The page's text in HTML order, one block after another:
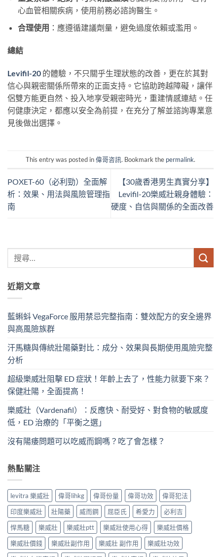
心血管相關疾病，使用前務必諮詢醫生。
合理使用 ：應遵循建議劑量，避免過度依賴或濫用。
總結
Levifil-20 的體驗，不只關乎生理狀態的改善，更在於其對
信心與親密關係所帶來的正面支持。它協助跨越障礙，讓伴
侶雙方能更自然、投入地享受親密時光，重建情感連結。任
何健康決定，都應以安全為前提，在充分了解並諮詢專業意
見後做出選擇。
This entry was posted in偉哥咨訊. Bookmark the permalink.
POXET-60（必利勁）全面解
析：效果、用法與風險管理指
南
【30歲香港男生真實分享】
Levifil-20樂威壯親身體驗：
硬度、自信與關係的全面改善
近期文章
藍蝌蚪 VegaForce 服用禁忌完整指南：雙效配方的安全邊界
與高風險族群
汗馬糖與傳統壯陽藥對比：成分、效果與長期使用風險完整
分析
超級樂威壯阻擊 ED 症狀！年齡上去了，性能力就要下來？
保健壯陽，全面提高！
樂威壯（Vardenafil）：反應快、耐受好、對食物的敏感度
低，ED 治療的「平衡之選」
沒有陽痿問題可以吃威而鋼嗎？吃了會怎樣？
熱點關注
levitra 樂威壯 偉哥lihkg 偉哥份量 偉哥功效
偉哥犯法
印度樂威壯
壯陽藥 威而鋼 屈臣氏 希愛力
必利吉
悍馬糖
樂威壯 樂威壯ptt 樂威壯使用心得
樂威壯價格
樂威壯價錢
樂威壯副作用 樂威壯 副作用
樂威壯功效